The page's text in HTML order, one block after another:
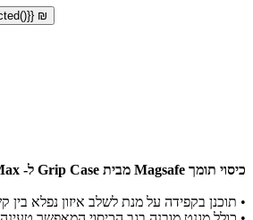
₪
כיסוי תומך Magsafe מבית Grip Case ל- iPhone 17 Pro Max
• תוכנן בקפידה על מנת לשלב איזון נפלא בין